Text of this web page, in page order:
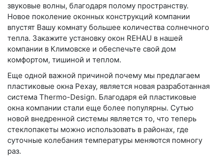
звуковые волны, благодаря полому пространству.
Новое поколение оконных конструкций компании
впустят Вашу комнату большее количества солнечного
тепла. Закажите установку окон REHAU в нашей
компании в Климовске и обеспечьте свой дом
комфортом, тишиной и теплом.
Еще одной важной причиной почему мы предлагаем
пластиковые окна Рехау, является новая разработанная
система Thermo-Design. Благодаря ей пластиковые
окна компании стали еще более популярны. Сутью
новой внедренной системы является то, что теперь
стеклопакеты можно использовать в районах, где
суточные колебания температуры меняются помногу
раз.